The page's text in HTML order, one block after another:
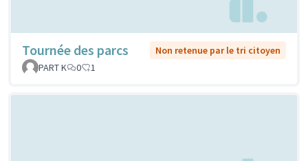
Tournée des parcs
Non retenue par le tri citoyen
PART K
0 1